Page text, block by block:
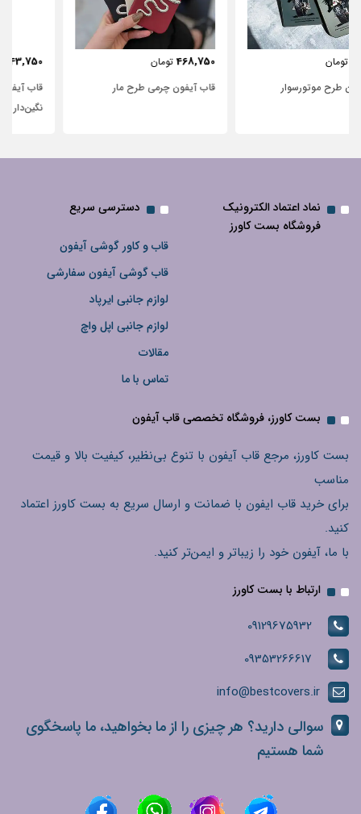
قاب آیفون چرمی طرح مار
443,750
قاب آیفون شفاف با پاپیون سفید و
نماد اعتماد الکترونیک
فروشگاه بست کاورز
دسترسی سریع
قاب و کاور گوشی آیفون
قاب گوشی آیفون سفارشی
لوازم جانبی ایرپاد
لوازم جانبی اپل واچ
مقالات
تماس با ما
بست کاورز، فروشگاه تخصصی قاب آیفون
بست کاورز، مرجع قاب آیفون با تنوع بی‌نظیر، کیفیت بالا و قیمت
مناسب
برای خرید قاب ایفون با ضمانت و ارسال سریع به بست کاورز اعتماد
کنید.
با ما، آیفون خود را زیباتر و ایمن‌تر کنید.
ارتباط با بست کاورز
09129675932
09353266617
info@bestcovers.ir
سوالی دارید؟ هر چیزی را از ما بخواهید، ما پاسخگوی
شما هستیم